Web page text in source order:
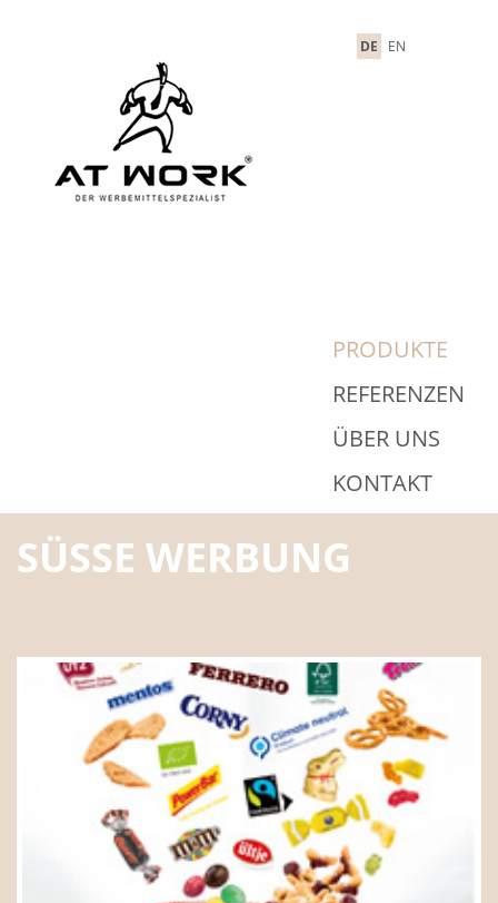
DE EN
PRODUKTE
REFERENZEN
ÜBER UNS
KONTAKT
SÜSSE WERBUNG